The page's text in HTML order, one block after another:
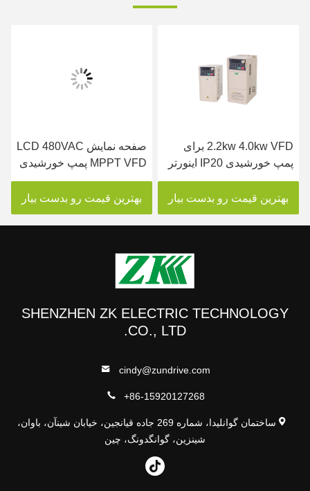
2.2kw 4.0kw VFD برای
پمپ خورشیدی IP20 اینورتر
پمپ خورشیدی سه فاز
بهترین قیمت رو بدست بیار
صفحه نمایش LCD 480VAC
MPPT VFD پمپ خورشیدی
اینورتر GPRS کنترل از راه
دور
بهترین قیمت رو بدست بیار
SHENZHEN ZK ELECTRIC TECHNOLOGY
CO., LTD.
cindy@zundrive.com
+86-15920127268
ساختمان گوانلیدا، شماره 269 جاده قیانجین، خیابان شینآن، باوان،
شینزین، گوانگدونگ، چین